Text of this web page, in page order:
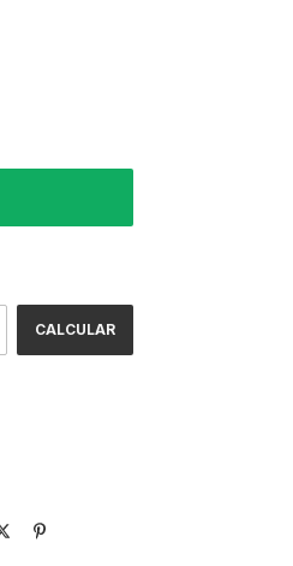
CALCULAR